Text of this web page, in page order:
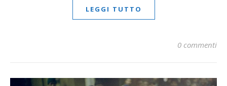
LEGGI TUTTO
0 commenti